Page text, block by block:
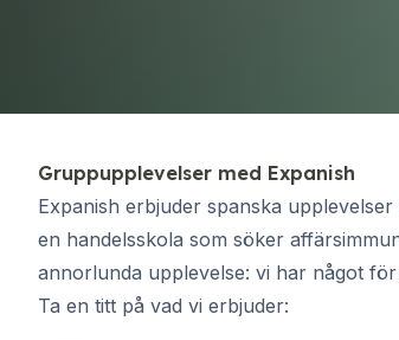
Malaga
Malaga spanska
Spanska
Kvällsgruppskurs
Långtidskurser
Gruppupplevelser med Expanish
Expanish erbjuder spanska
en handelsskola som söker
annorlunda upplevelse: vi har något för
Ta en titt på vad vi erbjuder: